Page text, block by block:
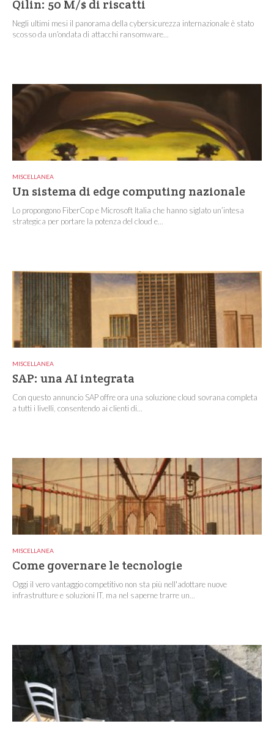
Qilin: 50 M/$ di riscatti
Negli ultimi mesi il panorama della cybersicurezza internazionale è stato
scosso da un’ondata di attacchi ransomware...
MISCELLANEA
Un sistema di edge computing nazionale
Lo propongono FiberCop e Microsoft Italia che hanno siglato un’intesa
strategica per portare la potenza del cloud e...
MISCELLANEA
SAP: una AI integrata
Con questo annuncio SAP offre ora una soluzione cloud sovrana completa
a tutti i livelli, consentendo ai clienti di...
MISCELLANEA
Come governare le tecnologie
Oggi il vero vantaggio competitivo non sta più nell'adottare nuove
infrastrutture e soluzioni IT, ma nel saperne trarre un...